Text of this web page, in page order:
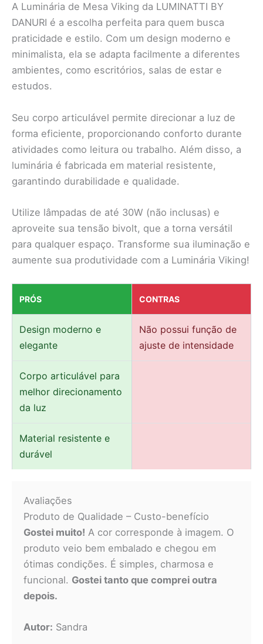
A Luminária de Mesa Viking da LUMINATTI BY
DANURI é a escolha perfeita para quem busca
praticidade e estilo. Com um design moderno e
minimalista, ela se adapta facilmente a diferentes
ambientes, como escritórios, salas de estar e
estudos.
Seu corpo articulável permite direcionar a luz de
forma eficiente, proporcionando conforto durante
atividades como leitura ou trabalho. Além disso, a
luminária é fabricada em material resistente,
garantindo durabilidade e qualidade.
Utilize lâmpadas de até 30W (não inclusas) e
aproveite sua tensão bivolt, que a torna versátil
para qualquer espaço. Transforme sua iluminação e
aumente sua produtividade com a Luminária Viking!
PRÓS CONTRAS
Design moderno e
elegante
Não possui função de
ajuste de intensidade
Corpo articulável para
melhor direcionamento
da luz
Material resistente e
durável
Avaliações
Produto de Qualidade – Custo-benefício
Gostei muito! A cor corresponde à imagem. O
produto veio bem embalado e chegou em
ótimas condições. É simples, charmosa e
funcional. Gostei tanto que comprei outra
depois.
Autor: Sandra